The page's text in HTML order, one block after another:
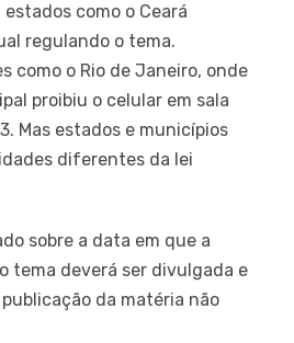
estados como o Ceará
regulando o tema.
como o Rio de Janeiro, onde
proibiu o celular em sala
Mas estados e municípios
diferentes da lei
sobre a data em que a
tema deverá ser divulgada e
da matéria não